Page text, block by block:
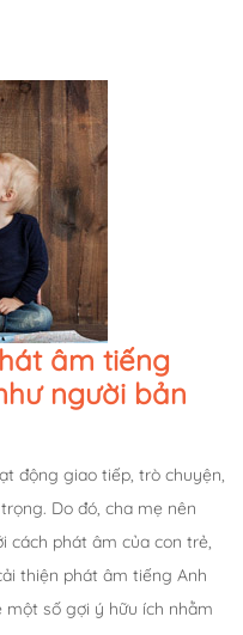
âm tiếng
người bản
động giao tiếp, trò chuyện,
Do đó, cha mẹ nên
cách phát âm của con trẻ,
thiện phát âm tiếng Anh
một số gợi ý hữu ích nhằm